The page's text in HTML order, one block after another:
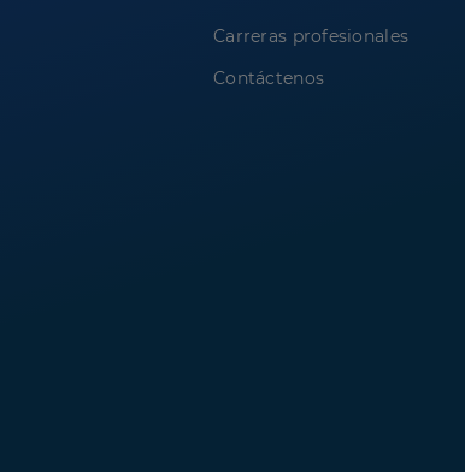
Carreras profesionales
Contáctenos